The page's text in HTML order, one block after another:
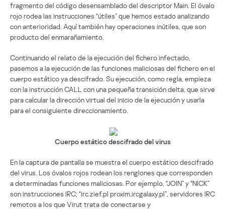
fragmento del código desensamblado del descriptor Main. El óvalo
rojo rodea las instrucciones “útiles” que hemos estado analizando
con anterioridad. Aquí también hay operaciones inútiles, que son
producto del enmarañamiento.
Continuando el relato de la ejecución del fichero infectado,
pasemos a la ejecución de las funciones maliciosas del fichero en el
cuerpo estático ya descifrado. Su ejecución, como regla, empieza
con la instrucción CALL con una pequeña transición delta, que sirve
para calcular la dirección virtual del inicio de la ejecución y usarla
para el consiguiente direccionamiento.
Cuerpo estático descifrado del virus
En la captura de pantalla se muestra el cuerpo estático descifrado
del virus. Los óvalos rojos rodean los renglones que corresponden
a determinadas funciones maliciosas. Por ejemplo, “JOIN” y “NICK”
son instrucciones IRC; “irc.zief.pl proxim.ircgalaxy.pl”, servidores IRC
remotos a los que Virut trata de conectarse y